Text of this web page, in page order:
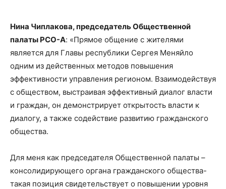
Нина Чиплакова, председатель Общественной
палаты РСО-А: «Прямое общение с жителями
является для Главы республики Сергея Меняйло
одним из действенных методов повышения
эффективности управления регионом. Взаимодействуя
с обществом, выстраивая эффективный диалог власти
и граждан, он демонстрирует открытость власти к
диалогу, а также содействие развитию гражданского
общества.
Для меня как председателя Общественной палаты –
консолидирующего органа гражданского общества-
такая позиция свидетельствует о повышении уровня